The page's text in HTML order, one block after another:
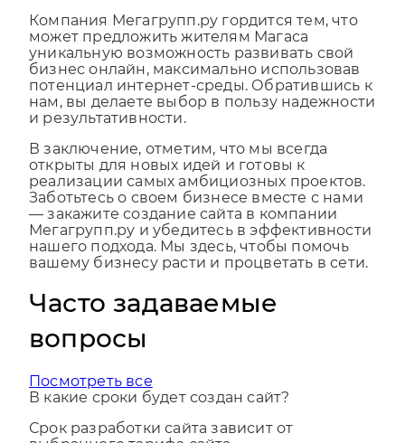
Компания Мегагрупп.ру гордится тем, что
может предложить жителям Магаса
уникальную возможность развивать свой
бизнес онлайн, максимально использовав
потенциал интернет-среды. Обратившись к
нам, вы делаете выбор в пользу надежности
В заключение, отметим, что мы всегда
открыты для новых идей и готовы к
реализации самых амбициозных проектов.
Заботьтесь о своем бизнесе вместе с нами
— закажите создание сайта в компании
Мегагрупп.ру и убедитесь в эффективности
нашего подхода. Мы здесь, чтобы помочь
Часто задаваемые
вопросы
Посмотреть все